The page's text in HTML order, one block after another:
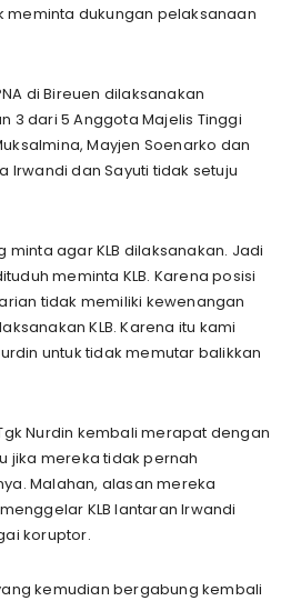
meminta dukungan pelaksanaan
di Bireuen dilaksanakan
3 dari 5 Anggota Majelis Tinggi
Mayjen Soenarko dan
Irwandi dan Sayuti tidak setuju
minta agar KLB dilaksanakan. Jadi
meminta KLB. Karena posisi
tidak memiliki kewenangan
KLB. Karena itu kami
untuk tidak memutar balikkan
Nurdin kembali merapat dengan
jika mereka tidak pernah
Malahan, alasan mereka
KLB lantaran Irwandi
koruptor.
kemudian bergabung kembali